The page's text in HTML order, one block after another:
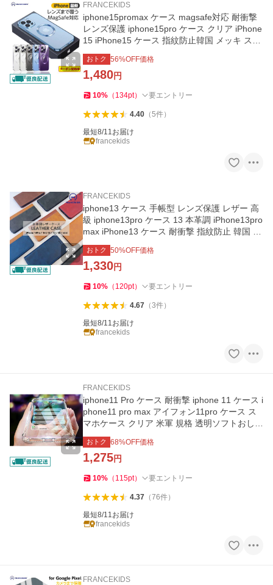
FRANCEKIDS
iphone15promax ケース magsafe対応 耐衝撃
レンズ保護 iphone15pro ケース クリア iPhone
15 iPhone15 ケース 指紋防止韓国 メッキ スト
ラップ穴 マグセーフ
おトク 56%OFF価格
1,480円
10% （ 134pt） 要エントリー
4.40（5件）
最短8/11お届け
francekids
FRANCEKIDS
iphone13 ケース 手帳型 レンズ保護 レザー 高
級 iphone13pro ケース 13 本革調 iPhone13pro
max iPhone13 ケース 耐衝撃 指紋防止 韓国 折
りたたみ
おトク 50%OFF価格
1,330円
10% （ 120pt） 要エントリー
4.67（3件）
最短8/11お届け
francekids
FRANCEKIDS
iphone11 Pro ケース 耐衝撃 iphone 11 ケース i
phone11 pro max アイフォン11pro ケース ス
マホケース クリア 米軍 規格 透明ソフトおしゃ
れ かっこいい
おトク 68%OFF価格
1,275円
10% （ 115pt） 要エントリー
4.37（76件）
最短8/11お届け
francekids
FRANCEKIDS